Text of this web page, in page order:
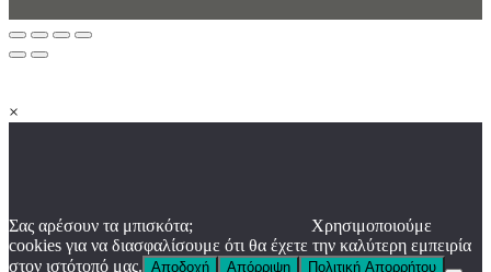
×
Σας αρέσουν τα μπισκότα;
Χρησιμοποιούμε
cookies για να διασφαλίσουμε ότι θα έχετε την καλύτερη εμπειρία
στον ιστότοπό μας. Αποδοχή Απόρριψη Πολιτική Απορρήτου